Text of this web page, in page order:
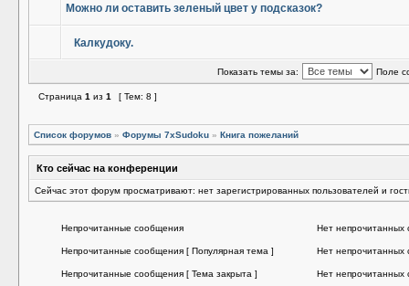
Можно ли оставить зеленый цвет у подсказок?
Калкудоку.
Показать темы за: Поле
Страница 1 из 1 [ Тем: 8 ]
Список форумов » Форумы 7xSudoku » Книга пожеланий
Кто сейчас на конференции
Сейчас этот форум просматривают: нет зарегистрированных пользователей и
Непрочитанные сообщения Нет непрочитанных
Непрочитанные сообщения [ Популярная тема ] Нет непрочитанных
Непрочитанные сообщения [ Тема закрыта ] Нет непрочитанных